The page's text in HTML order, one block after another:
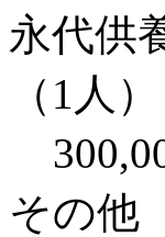
永代供
（1人）
その他